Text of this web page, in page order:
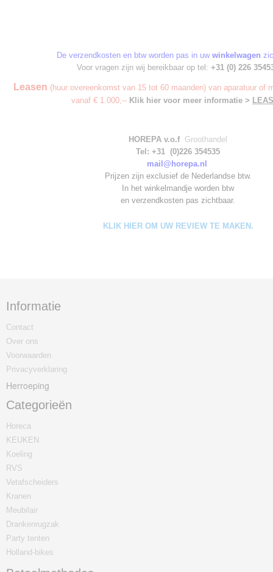
De verzendkosten en btw worden pas in uw winkelwagen
Voor vragen zijn wij bereikbaar op tel: +31 (0) 226
Leasen (huur overeenkomst van 15 tot 60 maanden) van aparatuur of
vanaf € 1.000,-- Klik hier voor meer informatie >
HOREPA v.o.f Groothandel
Tel: +31 (0)226 354535
mail@horepa.nl
Prijzen zijn exclusief de Nederlandse btw.
In het winkelmandje worden btw
en verzendkosten pas zichtbaar.
KLIK HIER OM UW REVIEW TE MAKEN.
Informatie
Contact
Over ons
Voorwaarden
Privacyverklaring
Herroeping
Categorieën
Horeca
KEUKEN
Koeling
RVS
Vetafscheiders
Kranen
Meubilair
Drankenrugzak
Party tenten
Holland-bikes